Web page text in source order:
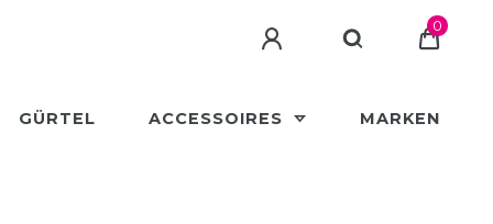
0
GÜRTEL ACCESSOIRES MARKEN